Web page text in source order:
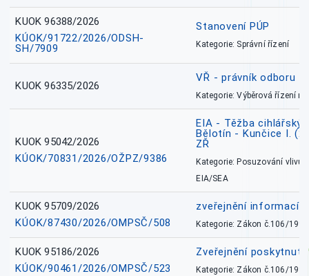
KUOK 96388/2026
KÚOK/91722/2026/ODSH-
SH/7909
Stanovení PÚP
Kategorie: Správní řízení
KUOK 96335/2026
VŘ - právník odboru
Kategorie: Výběrová řízení
KUOK 95042/2026
KÚOK/70831/2026/OŽPZ/9386
EIA - Těžba
Bělotín - Kunčice I.
ZŘ
Kategorie: Posuzování vlivů
EIA/SEA
KUOK 95709/2026
KÚOK/87430/2026/OMPSČ/508
zveřejnění informací
Kategorie: Zákon č.106/1999
KUOK 95186/2026
KÚOK/90461/2026/OMPSČ/523
Zveřejnění
Kategorie: Zákon č.106/1999